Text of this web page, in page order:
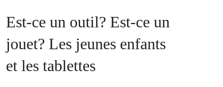
Est-ce un outil? Est-ce un
jouet? Les jeunes enfants
et les tablettes